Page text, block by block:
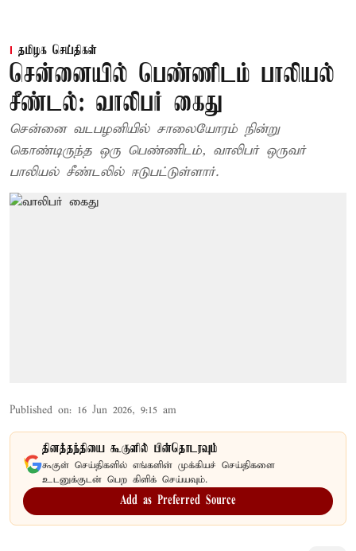
தமிழக செய்திகள்
சென்னையில் பெண்ணிடம் பாலியல்
சீண்டல்: வாலிபர் கைது
சென்னை வடபழனியில் சாலையோரம் நின்று
கொண்டிருந்த ஒரு பெண்ணிடம், வாலிபர் ஒருவர்
பாலியல் சீண்டலில் ஈடுபட்டுள்ளார்.
Published on: 16 Jun 2026, 9:15 am
தினத்தந்தியை கூகுளில் பின்தொடரவும்
கூகுள் செய்திகளில் எங்களின் முக்கியச் செய்திகளை
உடனுக்குடன் பெற கிளிக் செய்யவும்.
Add as Preferred Source